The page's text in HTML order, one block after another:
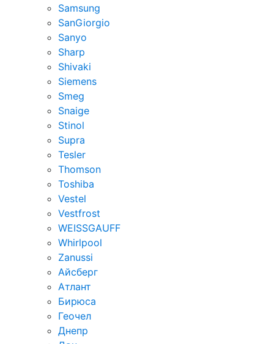
Samsung
SanGiorgio
Sanyo
Sharp
Shivaki
Siemens
Smeg
Snaige
Stinol
Supra
Tesler
Thomson
Toshiba
Vestel
Vestfrost
WEISSGAUFF
Whirlpool
Zanussi
Айсберг
Атлант
Бирюса
Геочел
Днепр